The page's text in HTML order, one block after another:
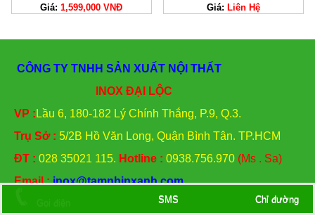
Giá:1,599,000 VNĐ Giá: Liên Hệ
CÔNG TY TNHH SẢN XUẤT NỘI THẤT
INOX ĐẠI LỘC
VP : Lầu 6, 180-182 Lý Chính Thắng, P.9, Q.3.
Trụ Sở : 5/2B Hồ Văn Long, Quận Bình Tân. TP.HCM
ĐT : 028 35021 115. Hotline : 0938.756.970 (Ms . Sa)
Email :inox@tamnhinxanh.com
SMS Chỉ đường